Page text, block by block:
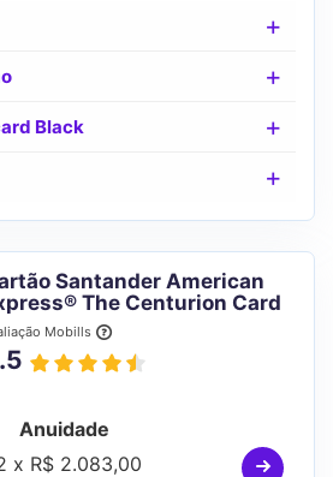
Black
Santander American
The Centurion Card
Mobills
Anuidade
x R$ 2.083,00